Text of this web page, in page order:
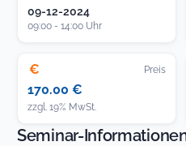
09-12-2024
09:00 - 14:00 Uhr
€ Preis
170.00 €
zzgl. 19% MwSt.
Seminar-